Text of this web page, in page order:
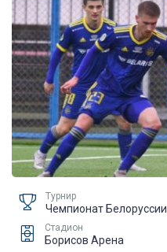
Турнир
Чемпионат Белоруссии
Стадион
Борисов Арена